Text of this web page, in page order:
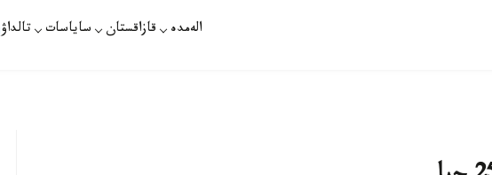
الەمدە قازاقستان ساياسات تالداۋ